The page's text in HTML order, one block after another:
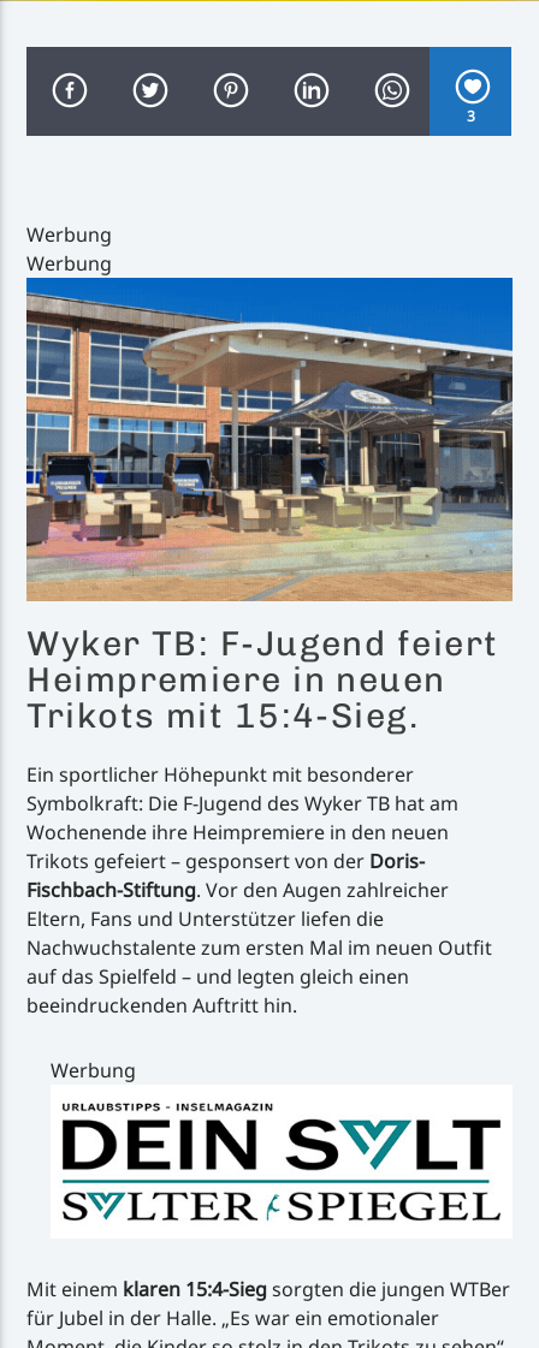
Handystream
3
Werbung
Werbung
Wyker TB: F-Jugend feiert
Heimpremiere in neuen
Trikots mit 15:4-Sieg.
Ein sportlicher Höhepunkt mit besonderer
Symbolkraft: Die F-Jugend des Wyker TB hat am
Wochenende ihre Heimpremiere in den neuen
Trikots gefeiert – gesponsert von der Doris-
Fischbach-Stiftung. Vor den Augen zahlreicher
Eltern, Fans und Unterstützer liefen die
Nachwuchstalente zum ersten Mal im neuen Outfit
auf das Spielfeld – und legten gleich einen
beeindruckenden Auftritt hin.
Werbung
Mit einem klaren 15:4-Siegsorgten die jungen WTBer
für Jubel in der Halle. „Es war ein emotionaler